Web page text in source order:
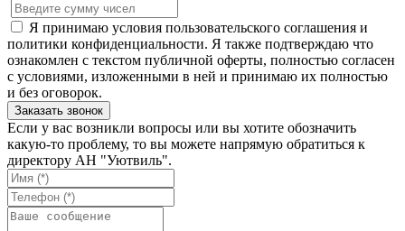
Я принимаю условия пользовательского соглашения и
политики конфиденциальности. Я также подтверждаю что
ознакомлен с текстом публичной оферты, полностью согласен
с условиями, изложенными в ней и принимаю их полностью
и без оговорок.
Если у вас возникли вопросы или вы хотите обозначить
какую-то проблему, то вы можете напрямую обратиться к
директору АН "Уютвиль".